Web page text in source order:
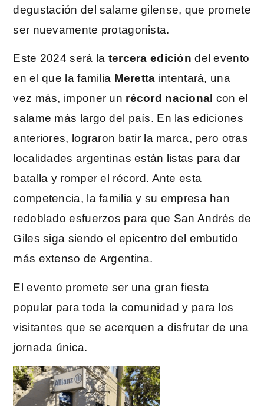
degustación del salame gilense, que promete
ser nuevamente protagonista.
Este 2024 será la tercera edición del evento
en el que la familia Meretta intentará, una
vez más, imponer un récord nacional con el
salame más largo del país. En las ediciones
anteriores, lograron batir la marca, pero otras
localidades argentinas están listas para dar
batalla y romper el récord. Ante esta
competencia, la familia y su empresa han
redoblado esfuerzos para que San Andrés de
Giles siga siendo el epicentro del embutido
más extenso de Argentina.
El evento promete ser una gran fiesta
popular para toda la comunidad y para los
visitantes que se acerquen a disfrutar de una
jornada única.